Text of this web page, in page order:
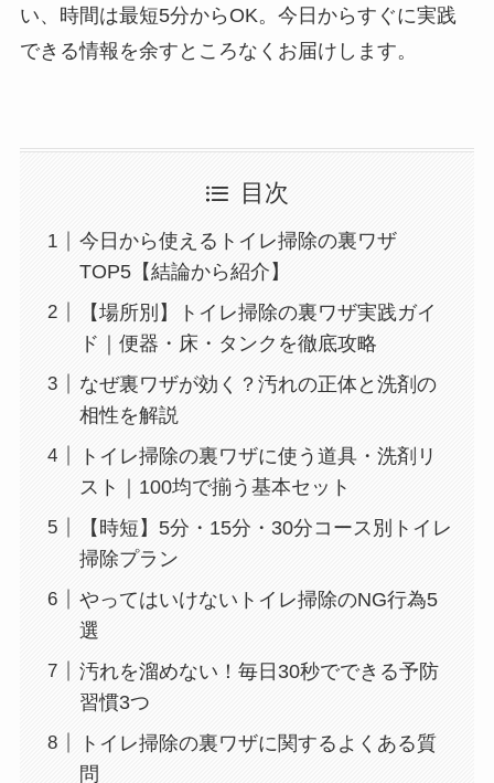
い、時間は最短5分からOK。今日からすぐに実践
できる情報を余すところなくお届けします。
目次
今日から使えるトイレ掃除の裏ワザ
TOP5【結論から紹介】
【場所別】トイレ掃除の裏ワザ実践ガイ
ド｜便器・床・タンクを徹底攻略
なぜ裏ワザが効く？汚れの正体と洗剤の
相性を解説
トイレ掃除の裏ワザに使う道具・洗剤リ
スト｜100均で揃う基本セット
【時短】5分・15分・30分コース別トイレ
掃除プラン
やってはいけないトイレ掃除のNG行為5
選
汚れを溜めない！毎日30秒でできる予防
習慣3つ
トイレ掃除の裏ワザに関するよくある質
問